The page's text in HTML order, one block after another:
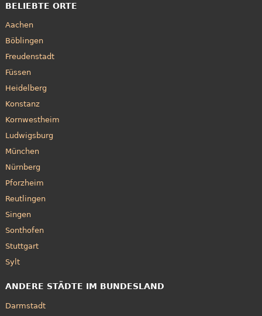
BELIEBTE ORTE
Aachen
Böblingen
Freudenstadt
Füssen
Heidelberg
Konstanz
Kornwestheim
Ludwigsburg
München
Nürnberg
Pforzheim
Reutlingen
Singen
Sonthofen
Stuttgart
Sylt
ANDERE STÄDTE IM BUNDESLAND
Darmstadt